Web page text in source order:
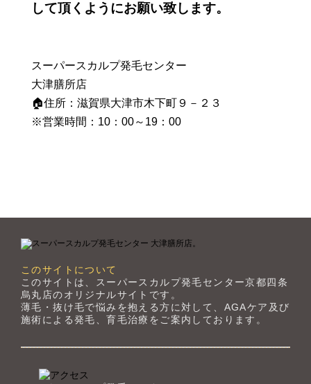
して頂くようにお願い致します。
スーパースカルプ発毛センター
大津膳所店
🏠住所：滋賀県大津市木下町９－２３
※営業時間：10：00～19：00
このサイトについて
このサイトは、スーパースカルプ発毛センター京都四条
烏丸店のオリジナルサイトです。
薄毛・抜け毛で悩みを抱える方に対して、AGAケア及び
施術による発毛、育毛治療をご案内しております。